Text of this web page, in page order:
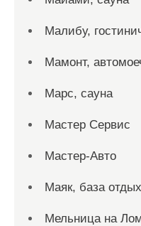
Малибу,
Мамонт,
Марс, сауна
Мастер Сервис
Мастер-Авто
Маяк, база
Мельница на